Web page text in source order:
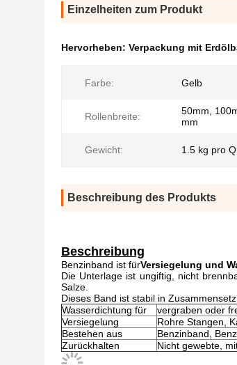
Einzelheiten zum Produkt
Hervorheben: Verpackung mit
Farbe: Gelb
Rollenbreite:
50mm,
mm
Gewicht: 1.5 kg pro
Beschreibung des Produkts
Beschreibung
Benzinband ist fürVersiegelung und
Die Unterlage ist ungiftig, nicht
Salze.
Dieses Band ist stabil in
Wasserdichtung für
vergraben oder
Versiegelung
Rohre Stangen,
Bestehen aus
Benzinband,
Zurückhalten
Nicht gewebte,